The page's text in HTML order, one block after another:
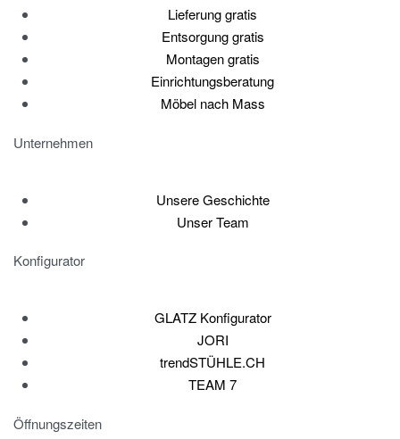
Lieferung gratis
Entsorgung gratis
Montagen gratis
Einrichtungsberatung
Möbel nach Mass
Unternehmen
Unsere Geschichte
Unser Team
Konfigurator
GLATZ Konfigurator
JORI
trendSTÜHLE.CH
TEAM 7
Öffnungszeiten